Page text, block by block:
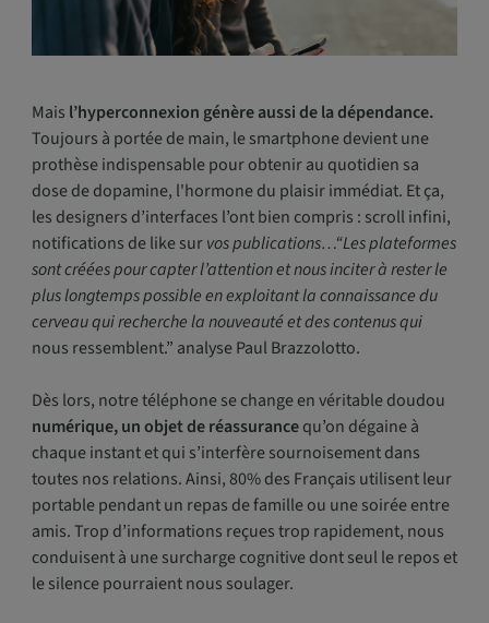
Mais l’hyperconnexion génère aussi de la dépendance.
Toujours à portée de main, le smartphone devient une
prothèse indispensable pour obtenir au quotidien sa
dose de dopamine, l'hormone du plaisir immédiat. Et ça,
les designers d’interfaces l’ont bien compris : scroll infini,
notifications de like survos publications…“Les plateformes
sont créées pour capter l’attention et nous inciter à rester le
plus longtemps possible en exploitant la connaissance du
cerveau qui recherche la nouveauté et des contenus qui
nous ressemblent.” analyse Paul Brazzolotto.
Dès lors, notre téléphone se change en véritable doudou
numérique, un objet de réassurancequ’on dégaine à
chaque instant et qui s’interfère sournoisement dans
toutes nos relations. Ainsi, 80% des Français utilisent leur
portable pendant un repas de famille ou une soirée entre
amis. Trop d’informations reçues trop rapidement, nous
conduisent à une surcharge cognitive dont seul le repos et
le silence pourraient nous soulager.